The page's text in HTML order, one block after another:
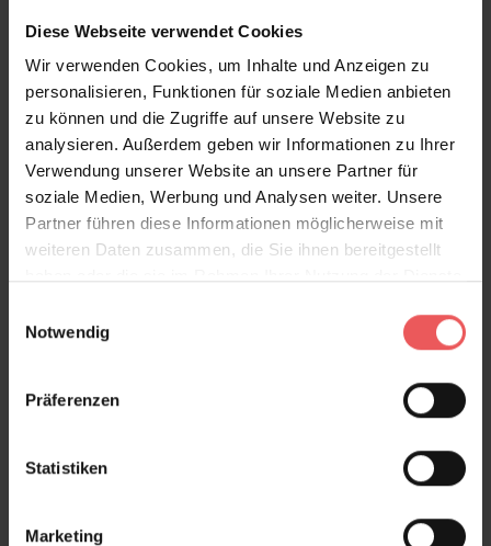
Diese Webseite verwendet Cookies
Wir verwenden Cookies, um Inhalte und Anzeigen zu
personalisieren, Funktionen für soziale Medien anbieten
zu können und die Zugriffe auf unsere Website zu
analysieren. Außerdem geben wir Informationen zu Ihrer
Verwendung unserer Website an unsere Partner für
soziale Medien, Werbung und Analysen weiter. Unsere
Partner führen diese Informationen möglicherweise mit
weiteren Daten zusammen, die Sie ihnen bereitgestellt
Notwendig
Präferenzen
Statistiken
Marketing
Alicante white, col. 04
221,00 €